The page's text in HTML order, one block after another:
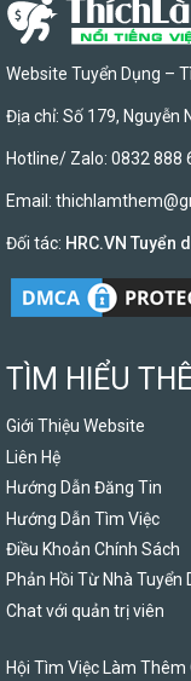
Website Tuyển Dụng –
Địa chỉ: Số 179, Nguyễn
Hotline/ Zalo: 0832 888
Email:
Đối tác: HRC.VN Tuyển
TÌM HIỂU
Giới Thiệu Website
Liên Hệ
Hướng Dẫn Đăng Tin
Hướng Dẫn Tìm Việc
Điều Khoản Chính Sách
Phản Hồi Từ Nhà Tuyển
Chat với quản trị viên
Hội Tìm Việc Làm Thêm